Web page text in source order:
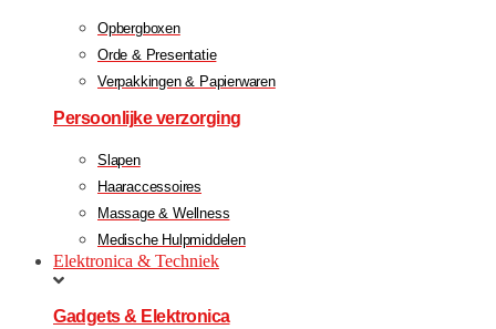
Opbergboxen
Orde & Presentatie
Verpakkingen & Papierwaren
Persoonlijke verzorging
Slapen
Haaraccessoires
Massage & Wellness
Medische Hulpmiddelen
Elektronica & Techniek
Gadgets & Elektronica